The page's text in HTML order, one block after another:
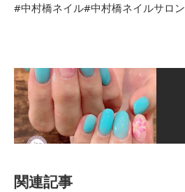
#中村橋ネイル#中村橋ネイルサロン
関連記事